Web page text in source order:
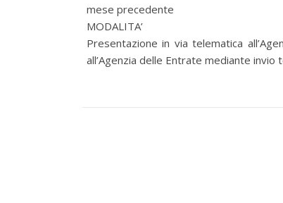
mese precedente
MODALITA’
Presentazione in via telematica
all’Agenzia delle Entrate mediante invio